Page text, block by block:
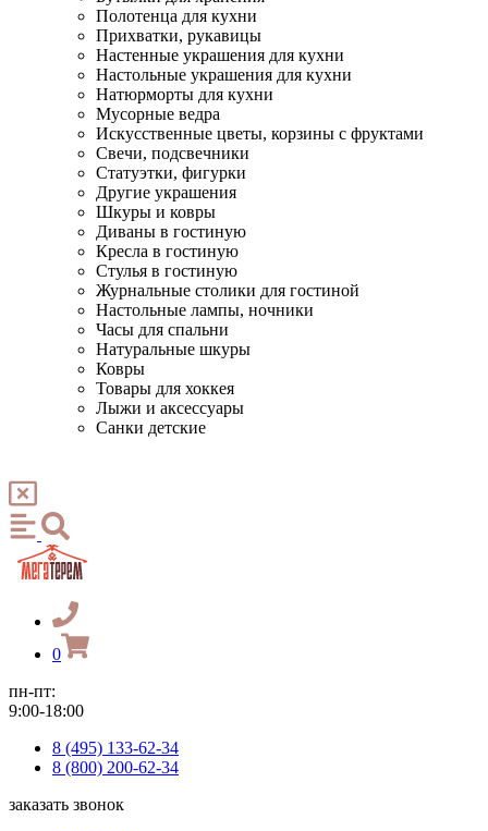
Полотенца для кухни
Прихватки, рукавицы
Настенные украшения для кухни
Настольные украшения для кухни
Натюрморты для кухни
Мусорные ведра
Искусственные цветы, корзины с фруктами
Свечи, подсвечники
Статуэтки, фигурки
Другие украшения
Шкуры и ковры
Диваны в гостиную
Кресла в гостиную
Стулья в гостиную
Журнальные столики для гостиной
Настольные лампы, ночники
Часы для спальни
Натуральные шкуры
Ковры
Товары для хоккея
Лыжи и аксессуары
Санки детские
0
пн-пт:
9:00-18:00
8 (495) 133-62-34
8 (800) 200-62-34
заказать звонок